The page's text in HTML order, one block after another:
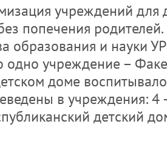
учреждений для
попечения
образования и науки
одно учреждение –
доме
в учреждения: 4
детский